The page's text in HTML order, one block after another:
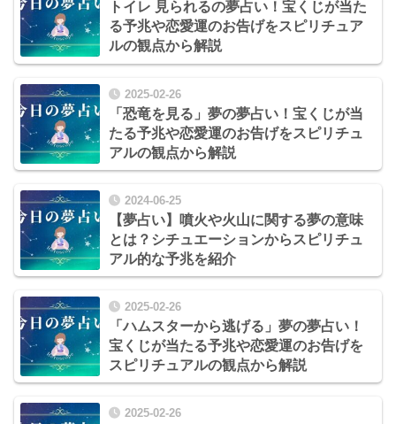
トイレ 見られるの夢占い！宝くじが当た
る予兆や恋愛運のお告げをスピリチュア
ルの観点から解説
2025-02-26
「恐竜を見る」夢の夢占い！宝くじが当
たる予兆や恋愛運のお告げをスピリチュ
アルの観点から解説
2024-06-25
【夢占い】噴火や火山に関する夢の意味
とは？シチュエーションからスピリチュ
アル的な予兆を紹介
2025-02-26
「ハムスターから逃げる」夢の夢占い！
宝くじが当たる予兆や恋愛運のお告げを
スピリチュアルの観点から解説
2025-02-26